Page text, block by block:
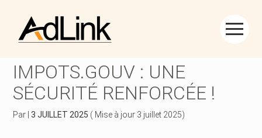
Aller
au
Créer et reprendre une activité
Développer votre entreprise
Construire votre patrimoine
Piloter votre gestion
Gérer vos ressources humaines
Dématérialiser vos documents
IMPOTS.GOUV : UNE
SÉCURITÉ RENFORCÉE !
Par |3 JUILLET 2025 ( Mise à jour 3 juillet 2025)